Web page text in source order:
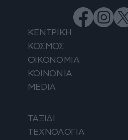
ΚΕΝΤΡΙΚΗ
ΚΟΣΜΟΣ
ΟΙΚΟΝΟΜΙΑ
ΚΟΙΝΩΝΙΑ
MEDIA
ΤΑΞΙΔΙ
ΤΕΧΝΟΛΟΓΙΑ